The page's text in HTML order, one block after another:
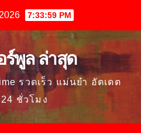
7:34:00 PM
ร์พูล ล่าสุด
รวดเร็ว แม่นยำ อัตเดต
ชั่วโมง